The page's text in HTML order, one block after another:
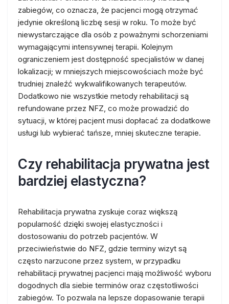
zabiegów, co oznacza, że pacjenci mogą otrzymać
jedynie określoną liczbę sesji w roku. To może być
niewystarczające dla osób z poważnymi schorzeniami
wymagającymi intensywnej terapii. Kolejnym
ograniczeniem jest dostępność specjalistów w danej
lokalizacji; w mniejszych miejscowościach może być
trudniej znaleźć wykwalifikowanych terapeutów.
Dodatkowo nie wszystkie metody rehabilitacji są
refundowane przez NFZ, co może prowadzić do
sytuacji, w której pacjent musi dopłacać za dodatkowe
usługi lub wybierać tańsze, mniej skuteczne terapie.
Czy rehabilitacja prywatna jest
bardziej elastyczna?
Rehabilitacja prywatna zyskuje coraz większą
popularność dzięki swojej elastyczności i
dostosowaniu do potrzeb pacjentów. W
przeciwieństwie do NFZ, gdzie terminy wizyt są
często narzucone przez system, w przypadku
rehabilitacji prywatnej pacjenci mają możliwość wyboru
dogodnych dla siebie terminów oraz częstotliwości
zabiegów. To pozwala na lepsze dopasowanie terapii